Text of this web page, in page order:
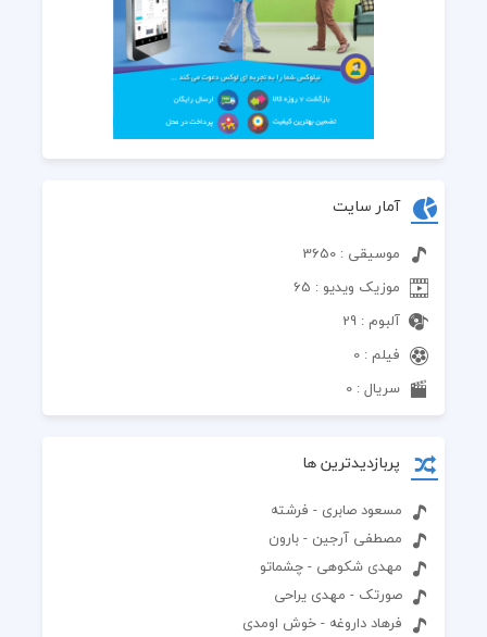
آمار سایت
موسیقی : 3650
موزیک ویدیو : 65
آلبوم : 29
فیلم : 0
سریال : 0
پربازدیدترین ها
مسعود صابری - فرشته
مصطفی آرجین - بارون
مهدی شکوهی - چشماتو
صورتک - مهدی یراحی
فرهاد داروغه - خوش اومدی